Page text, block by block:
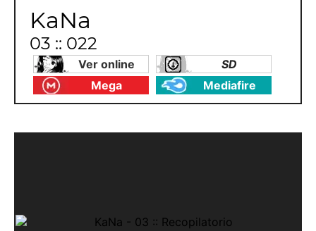
KaNa
03 :: 022
Ver online
SD
Mega
Mediafire